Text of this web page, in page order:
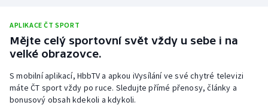
APLIKACE ČT SPORT
Mějte celý sportovní svět vždy u sebe i na
velké obrazovce.
S mobilní aplikací, HbbTV a apkou iVysílání ve své chytré televizi
máte ČT sport vždy po ruce. Sledujte přímé přenosy, články a
bonusový obsah kdekoli a kdykoli.